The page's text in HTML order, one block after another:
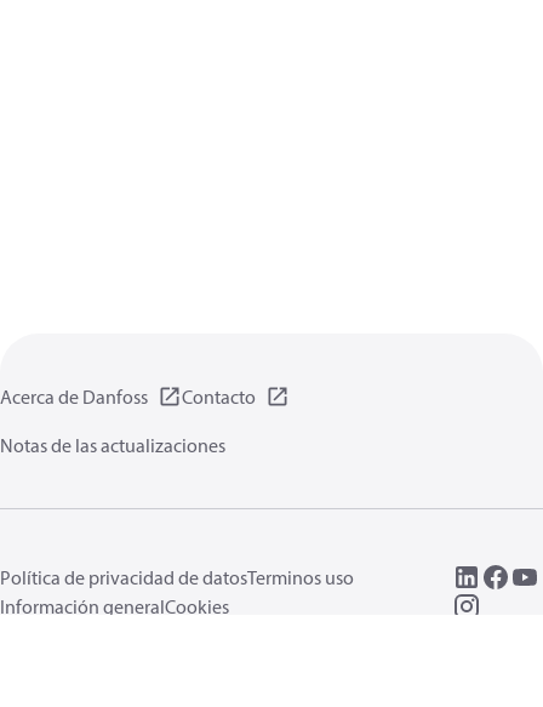
Acerca de Danfoss
Contacto
Notas de las actualizaciones
Política de privacidad de datosTerminos uso
Información generalCookies